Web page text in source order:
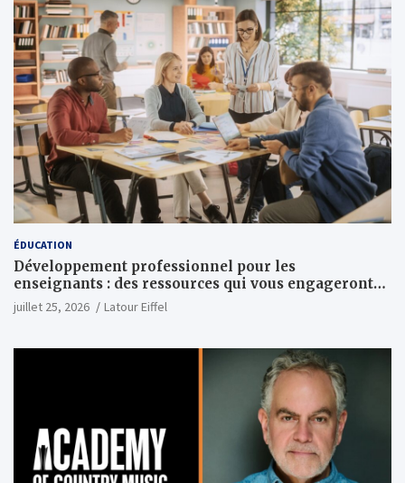
ÉDUCATION
Développement professionnel pour les
enseignants : des ressources qui vous engageront
vraiment
juillet 25, 2026 Latour Eiffel